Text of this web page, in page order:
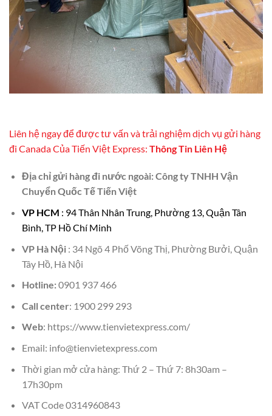
Liên hệ ngay để được tư vấn và trải nghiệm dịch vụ gửi hàng
đi Canada Của Tiến Việt Express: Thông Tin Liên Hệ
Địa chỉ gửi hàng đi nước ngoài: Công ty TNHH Vận
Chuyển Quốc Tế Tiến Việt
VP HCM : 94 Thân Nhân Trung, Phường 13, Quận Tân
Bình, TP Hồ Chí Minh
VP Hà Nội: 34 Ngõ 4 Phố Võng Thị, Phường Bưởi, Quận
Tây Hồ, Hà Nội
Hotline:0901 937 466
Call center: 1900 299 293
Web: https://www.tienvietexpress.com/
Email: info@tienvietexpress.com
Thời gian mở cửa hàng: Thứ 2 – Thứ 7: 8h30am –
17h30pm
VAT Code 0314960843